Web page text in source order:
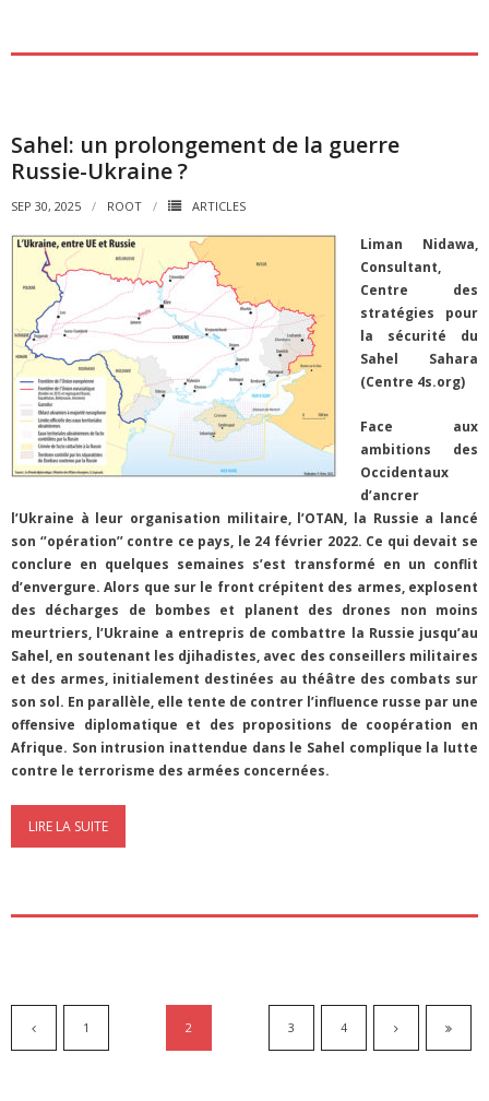
Sahel: un prolongement de la guerre
Russie-Ukraine ?
SEP 30, 2025 ROOT ARTICLES
Liman Nidawa,
Consultant,
Centre des
stratégies pour
la sécurité du
Sahel Sahara
(Centre 4s.org)
Face aux
ambitions des
Occidentaux
d’ancrer
l’Ukraine à leur organisation militaire, l’OTAN, la Russie a lancé
son ‘’opération’’ contre ce pays, le 24 février 2022. Ce qui devait se
conclure en quelques semaines s’est transformé en un conflit
d’envergure. Alors que sur le front crépitent des armes, explosent
des décharges de bombes et planent des drones non moins
meurtriers, l’Ukraine a entrepris de combattre la Russie jusqu’au
Sahel, en soutenant les djihadistes, avec des conseillers militaires
et des armes, initialement destinées au théâtre des combats sur
son sol. En parallèle, elle tente de contrer l’influence russe par une
offensive diplomatique et des propositions de coopération en
Afrique. Son intrusion inattendue dans le Sahel complique la lutte
contre le terrorisme des armées concernées.
LIRE LA SUITE
1 2 3 4